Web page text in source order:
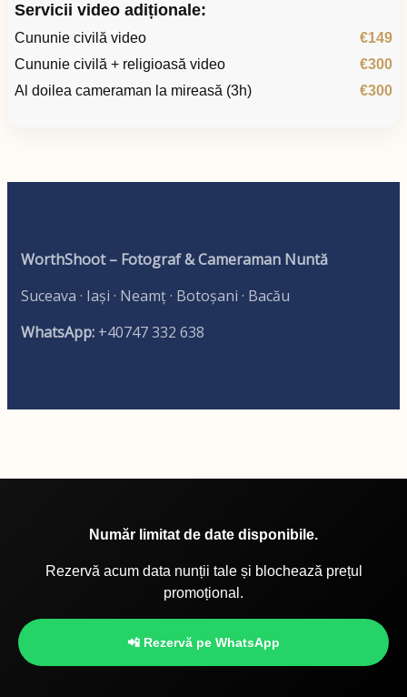
Servicii video adiționale:
Cununie civilă video
€149
Cununie civilă + religioasă video
€300
Al doilea cameraman la mireasă (3h)
€300
WorthShoot – Fotograf & Cameraman Nuntă
Suceava · Iași · Neamț · Botoșani · Bacău
WhatsApp: +40747 332 638
Număr limitat de date disponibile.
Rezervă acum data nunții tale și blochează prețul
promoțional.
📲 Rezervă pe WhatsApp